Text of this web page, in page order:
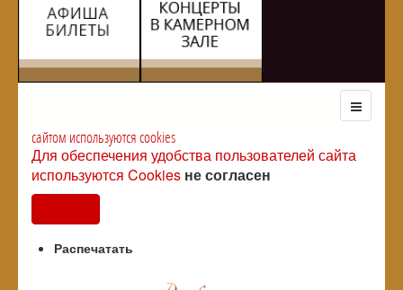
сайтом используются cookies
Для обеспечения удобства пользователей сайта
используются Cookies не согласен
Распечатать